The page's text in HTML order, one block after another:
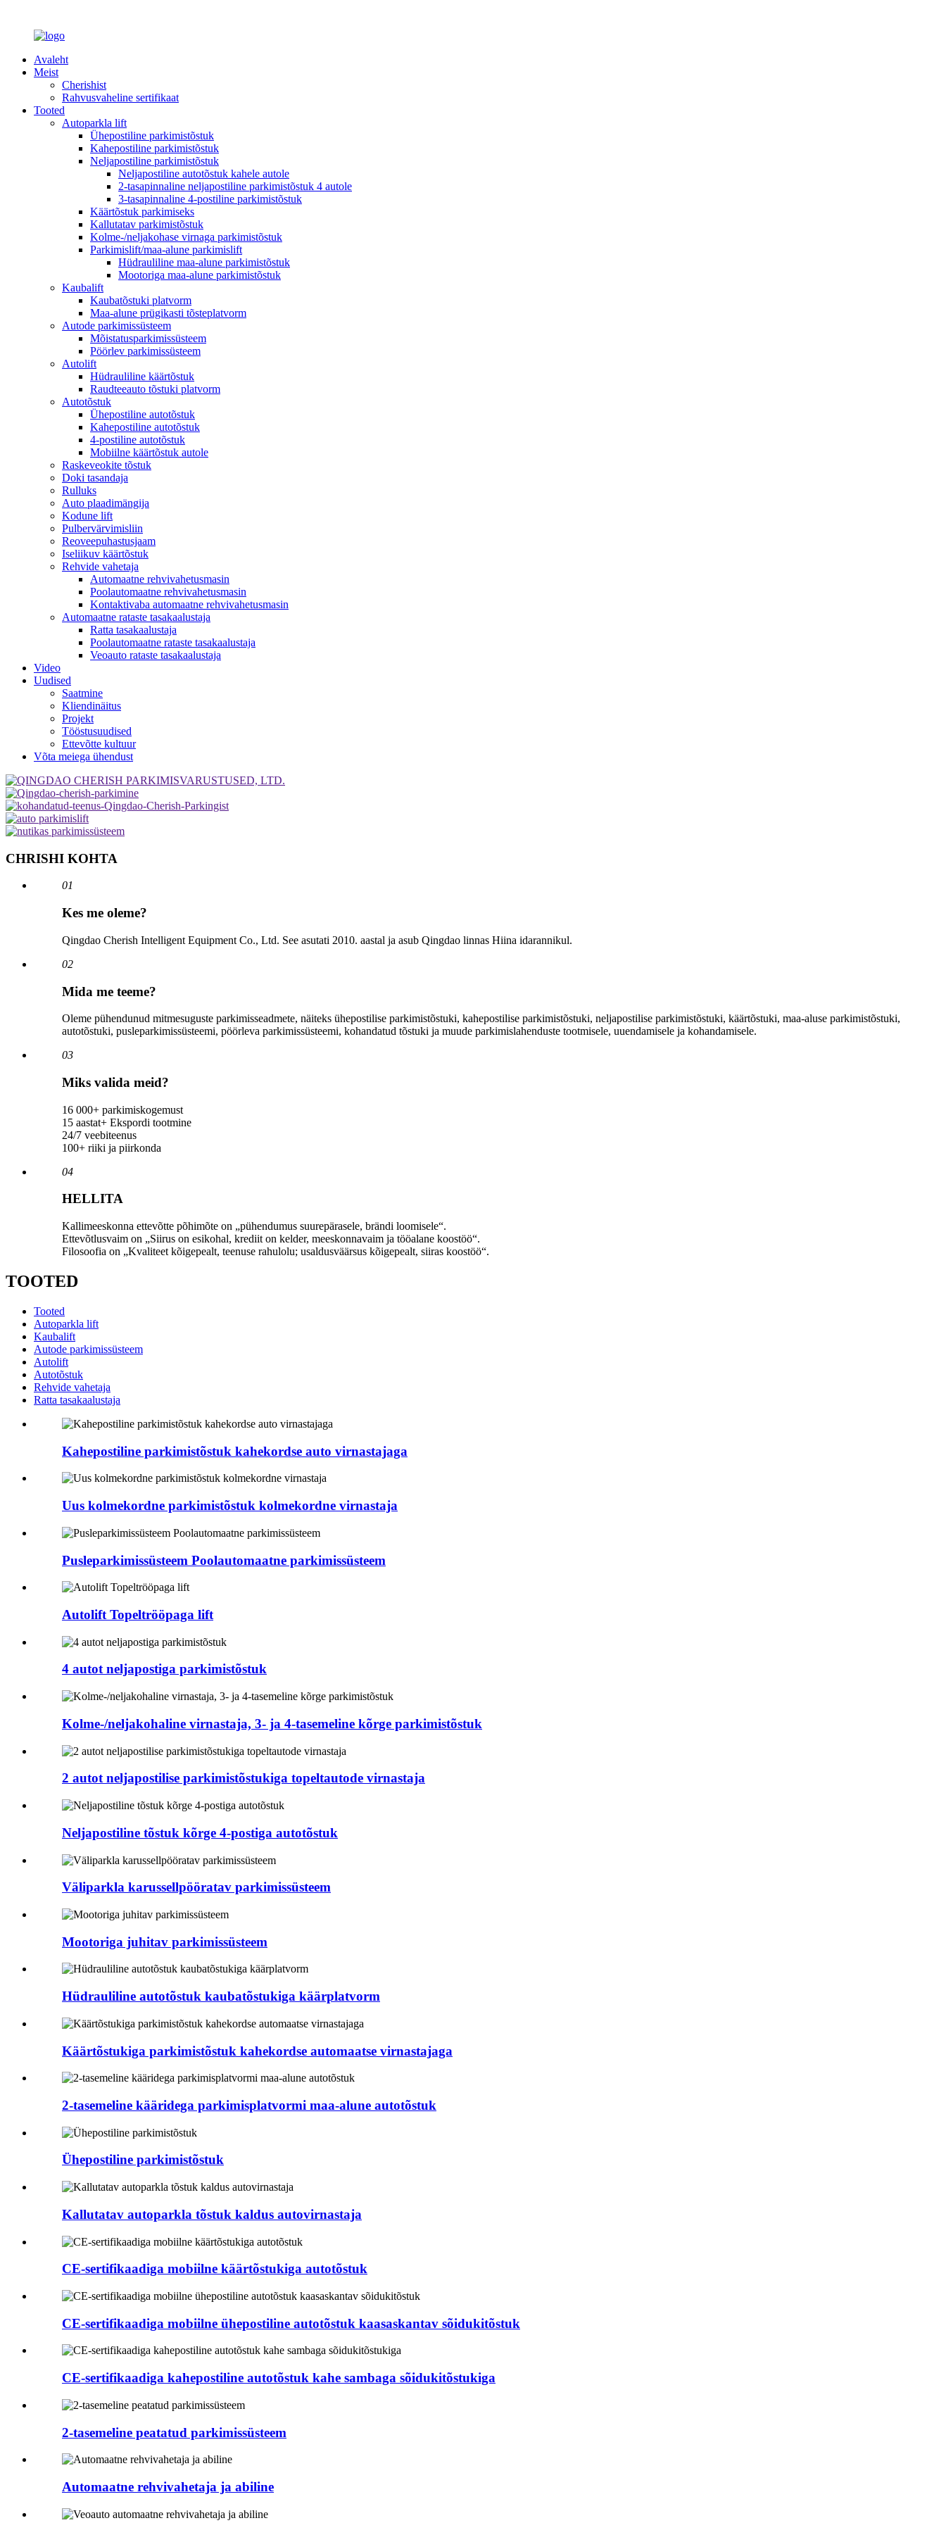
Avaleht
Meist
Cherishist
Rahvusvaheline sertifikaat
Tooted
Autoparkla lift
Ühepostiline parkimistõstuk
Kahepostiline parkimistõstuk
Neljapostiline parkimistõstuk
Neljapostiline autotõstuk kahele autole
2-tasapinnaline neljapostiline parkimistõstuk 4 autole
3-tasapinnaline 4-postiline parkimistõstuk
Käärtõstuk parkimiseks
Kallutatav parkimistõstuk
Kolme-/neljakohase virnaga parkimistõstuk
Parkimislift/maa-alune parkimislift
Hüdrauliline maa-alune parkimistõstuk
Mootoriga maa-alune parkimistõstuk
Kaubalift
Kaubatõstuki platvorm
Maa-alune prügikasti tõsteplatvorm
Autode parkimissüsteem
Mõistatusparkimissüsteem
Pöörlev parkimissüsteem
Autolift
Hüdrauliline käärtõstuk
Raudteeauto tõstuki platvorm
Autotõstuk
Ühepostiline autotõstuk
Kahepostiline autotõstuk
4-postiline autotõstuk
Mobiilne käärtõstuk autole
Raskeveokite tõstuk
Doki tasandaja
Rulluks
Auto plaadimängija
Kodune lift
Pulbervärvimisliin
Reoveepuhastusjaam
Iseliikuv käärtõstuk
Rehvide vahetaja
Automaatne rehvivahetusmasin
Poolautomaatne rehvivahetusmasin
Kontaktivaba automaatne rehvivahetusmasin
Automaatne rataste tasakaalustaja
Ratta tasakaalustaja
Poolautomaatne rataste tasakaalustaja
Veoauto rataste tasakaalustaja
Video
Uudised
Saatmine
Kliendinäitus
Projekt
Tööstusuudised
Ettevõtte kultuur
Võta meiega ühendust
CHRISHI KOHTA
01
Kes me oleme?
Qingdao Cherish Intelligent Equipment Co., Ltd. See asutati 2010. aastal ja asub Qingdao linnas Hiina idarannikul.
02
Mida me teeme?
Oleme pühendunud mitmesuguste parkimisseadmete, näiteks ühepostilise parkimistõstuki, kahepostilise parkimistõstuki, neljapostilise parkimistõstuki, käärtõstuki, maa-aluse parkimistõstuki,
autotõstuki, pusleparkimissüsteemi, pöörleva parkimissüsteemi, kohandatud tõstuki ja muude parkimislahenduste tootmisele, uuendamisele ja kohandamisele.
03
Miks valida meid?
16 000+ parkimiskogemust
15 aastat+ Ekspordi tootmine
24/7 veebiteenus
100+ riiki ja piirkonda
04
HELLITA
Kallimeeskonna ettevõtte põhimõte on „pühendumus suurepärasele, brändi loomisele“.
Ettevõtlusvaim on „Siirus on esikohal, krediit on kelder, meeskonnavaim ja tööalane koostöö“.
Filosoofia on „Kvaliteet kõigepealt, teenuse rahulolu; usaldusväärsus kõigepealt, siiras koostöö“.
TOOTED
Tooted
Autoparkla lift
Kaubalift
Autode parkimissüsteem
Autolift
Autotõstuk
Rehvide vahetaja
Ratta tasakaalustaja
Kahepostiline parkimistõstuk kahekordse auto virnastajaga
Uus kolmekordne parkimistõstuk kolmekordne virnastaja
Pusleparkimissüsteem Poolautomaatne parkimissüsteem
Autolift Topeltrööpaga lift
4 autot neljapostiga parkimistõstuk
Kolme-/neljakohaline virnastaja, 3- ja 4-tasemeline kõrge parkimistõstuk
2 autot neljapostilise parkimistõstukiga topeltautode virnastaja
Neljapostiline tõstuk kõrge 4-postiga autotõstuk
Väliparkla karussellpööratav parkimissüsteem
Mootoriga juhitav parkimissüsteem
Hüdrauliline autotõstuk kaubatõstukiga käärplatvorm
Käärtõstukiga parkimistõstuk kahekordse automaatse virnastajaga
2-tasemeline kääridega parkimisplatvormi maa-alune autotõstuk
Ühepostiline parkimistõstuk
Kallutatav autoparkla tõstuk kaldus autovirnastaja
CE-sertifikaadiga mobiilne käärtõstukiga autotõstuk
CE-sertifikaadiga mobiilne ühepostiline autotõstuk kaasaskantav sõidukitõstuk
CE-sertifikaadiga kahepostiline autotõstuk kahe sambaga sõidukitõstukiga
2-tasemeline peatatud parkimissüsteem
Automaatne rehvivahetaja ja abiline